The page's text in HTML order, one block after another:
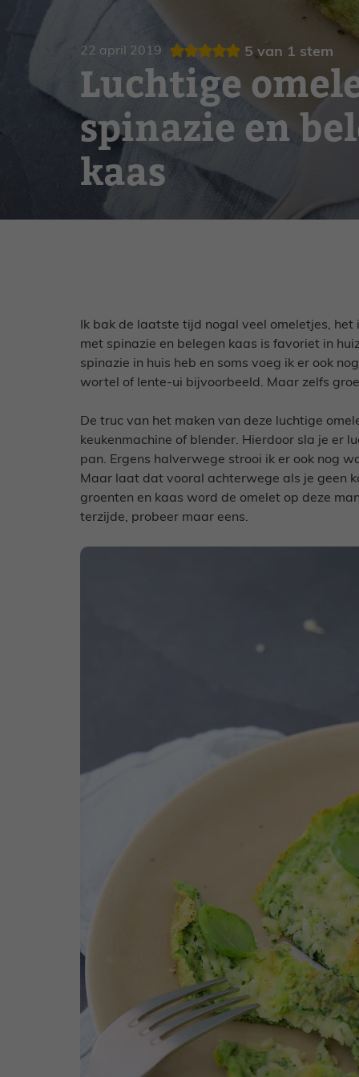
22 april 2019 5 van 1 stem
Luchtige
spinazie en
kaas
Ik bak de laatste tijd nogal veel omeletjes,
met spinazie en belegen kaas is favoriet in
spinazie in huis heb en soms voeg ik er ook
wortel of lente-ui bijvoorbeeld. Maar zelfs
De truc van het maken van deze luchtige
keukenmachine of blender. Hierdoor sla je er
pan. Ergens halverwege strooi ik er ook nog
Maar laat dat vooral achterwege als je geen
groenten en kaas word de omelet op deze
terzijde, probeer maar eens.